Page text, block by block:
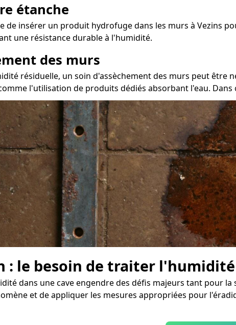
étanche
de insérer un produit hydrofuge dans les murs à Vezins
une résistance durable à l'humidité.
des murs
résiduelle, un soin d'assèchement des murs peut être
l'utilisation de produits dédiés absorbant l'eau.
: le besoin de traiter l'humidité
dans une cave engendre des défis majeurs tant pour
et de appliquer les mesures appropriées pour